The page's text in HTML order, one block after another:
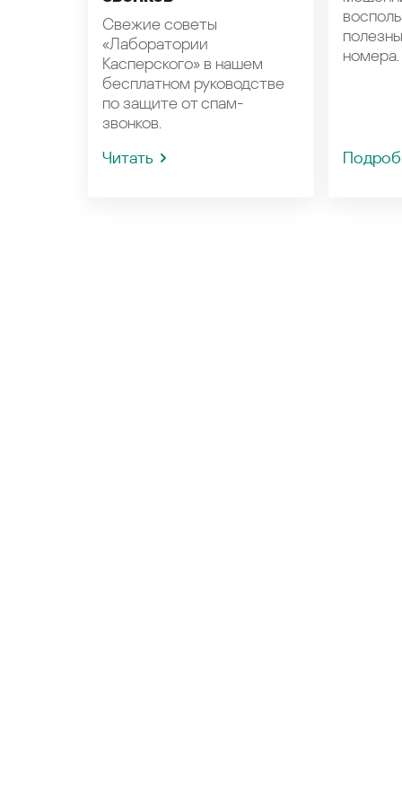
Свежие советы
«Лаборатории
Касперского» в нашем
бесплатном руководстве
по защите от спам-
звонков.
Читать
номера.